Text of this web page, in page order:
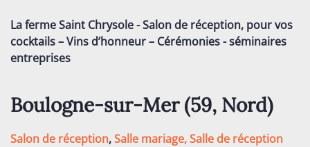
La ferme Saint Chrysole - Salon de réception, pour vos
cocktails – Vins d’honneur – Cérémonies - séminaires
entreprises
Boulogne-sur-Mer (59, Nord)
Salon de réception,Salle mariage,Salle de réception